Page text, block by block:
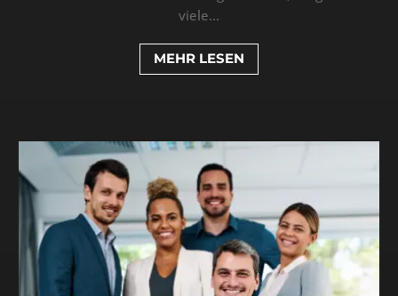
viele...
MEHR LESEN